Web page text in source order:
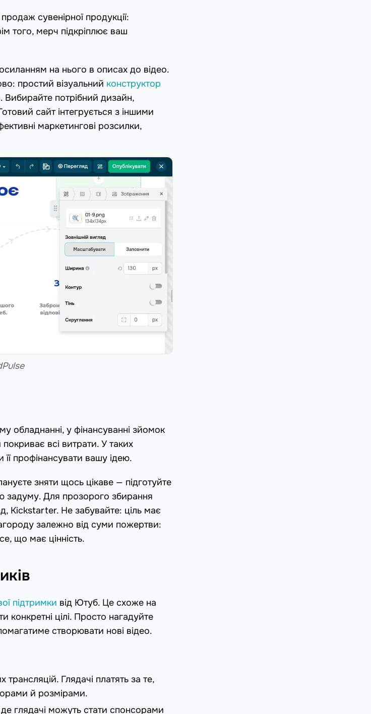
сувенірної продукції:
того, мерч підкріплює ваш
на нього в описах до відео.
простий візуальний конструктор
Вибирайте потрібний дизайн,
сайт інтегрується з іншими
маркетингові розсилки,
обладнанні, у фінансуванні зйомок
всі витрати. У таких
профінансувати вашу ідею.
зняти щось цікаве — підготуйте
задуму. Для прозорого збирання
Kickstarter. Не забувайте: ціль має
залежно від суми пожертви:
що має цінність.
підтримки від Ютуб. Це схоже на
цілі. Просто нагадуйте
створювати нові відео.
Глядачі платять за те,
й розмірами.
глядачі можуть стати спонсорами